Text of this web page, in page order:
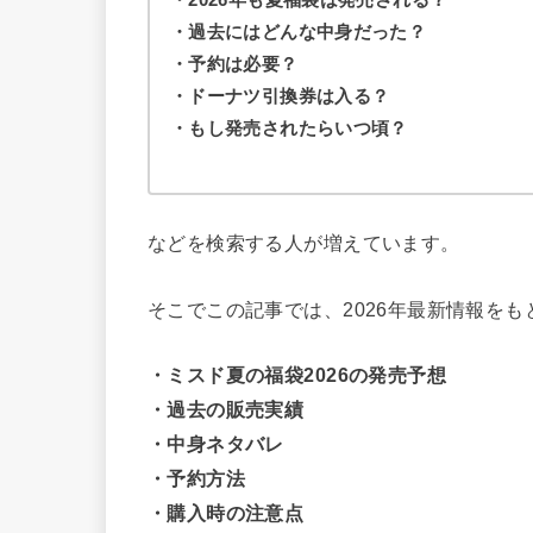
・過去にはどんな中身だった？
・予約は必要？
・ドーナツ引換券は入る？
・もし発売されたらいつ頃？
などを検索する人が増えています。
そこでこの記事では、2026年最新情報をも
・ミスド夏の福袋2026の発売予想
・過去の販売実績
・中身ネタバレ
・予約方法
・購入時の注意点